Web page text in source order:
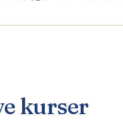
kurser